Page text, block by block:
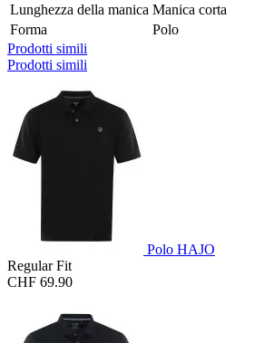
Lunghezza della manica Manica corta
Forma
Polo
Prodotti simili
Prodotti simili
Polo HAJO
Regular Fit
CHF 69.90